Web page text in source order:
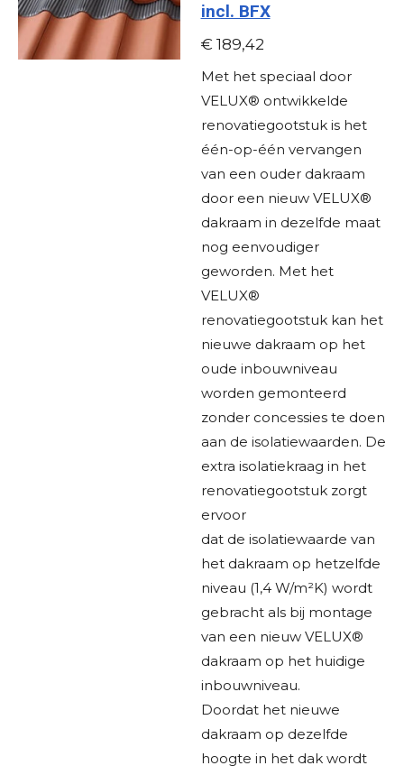
incl. BFX
€ 189,42
Met het speciaal door
VELUX® ontwikkelde
renovatiegootstuk is het
één-op-één vervangen
van een ouder dakraam
door een nieuw VELUX®
dakraam in dezelfde maat
nog eenvoudiger
geworden. Met het
VELUX®
renovatiegootstuk kan het
nieuwe dakraam op het
oude inbouwniveau
worden gemonteerd
zonder concessies te doen
aan de isolatiewaarden. De
extra isolatiekraag in het
renovatiegootstuk zorgt
ervoor
dat de isolatiewaarde van
het dakraam op hetzelfde
niveau (1,4 W/m²K) wordt
gebracht als bij montage
van een nieuw VELUX®
dakraam op het huidige
inbouwniveau.
Doordat het nieuwe
dakraam op dezelfde
hoogte in het dak wordt